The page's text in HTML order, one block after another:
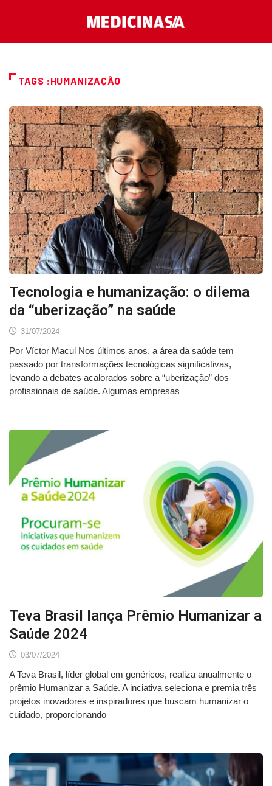
TAGS :HUMANIZAÇÃO
Tecnologia e humanização: o dilema
da “uberização” na saúde
31/07/2024
Por Víctor Macul Nos últimos anos, a área da saúde tem
passado por transformações tecnológicas significativas,
levando a debates acalorados sobre a “uberização” dos
profissionais de saúde. Algumas empresas
Teva Brasil lança Prêmio Humanizar a
Saúde 2024
03/07/2024
A Teva Brasil, líder global em genéricos, realiza anualmente o
prêmio Humanizar a Saúde. A inciativa seleciona e premia três
projetos inovadores e inspiradores que buscam humanizar o
cuidado, proporcionando